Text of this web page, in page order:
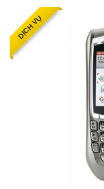
DỊCH VỤ